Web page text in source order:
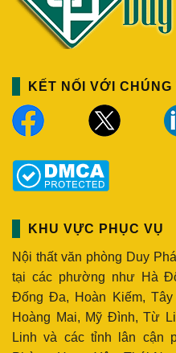
KẾT NỐI VỚI CHÚNG
KHU VỰC PHỤC VỤ
Nội thất văn phòng Duy
tại các phường như Hà
Đống Đa, Hoàn Kiếm,
Hoàng Mai, Mỹ Đình, Từ
Linh và các tỉnh lân cận